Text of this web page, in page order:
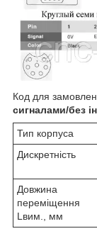
Код для
сигналами/без
Тип корпуса
Дискретність
Довжина
переміщення
Lвим., мм